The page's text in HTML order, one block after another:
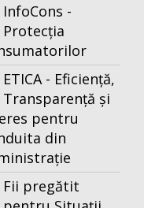
InfoCons -
Protecția
ETICA - Eficiență,
Transparență și
pentru
din
Fii pregătit